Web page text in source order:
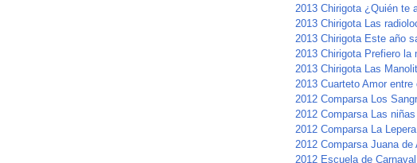
2013 Chirigota ¿Quién te
2013 Chirigota Las
2013 Chirigota Este año
2013 Chirigota Prefiero la
2013 Chirigota Las
2013 Cuarteto Amor entre
2012 Comparsa Los
2012 Comparsa Las
2012 Comparsa La Lepera
2012 Comparsa Juana de
2012 Escuela de